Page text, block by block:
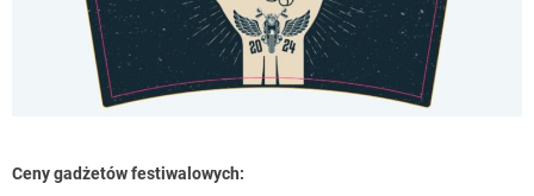
Ceny gadżetów festiwalowych: